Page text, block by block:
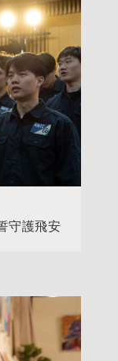
守護飛安